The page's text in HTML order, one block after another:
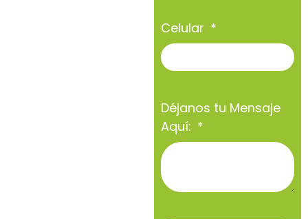
Celular
Déjanos tu Mensaje
Aquí: